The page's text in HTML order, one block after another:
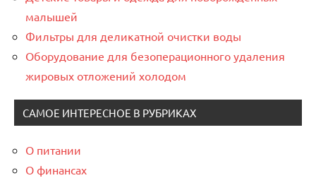
малышей
Фильтры для деликатной очистки воды
Оборудование для безоперационного удаления
жировых отложений холодом
САМОЕ ИНТЕРЕСНОЕ В РУБРИКАХ
О питании
О финансах